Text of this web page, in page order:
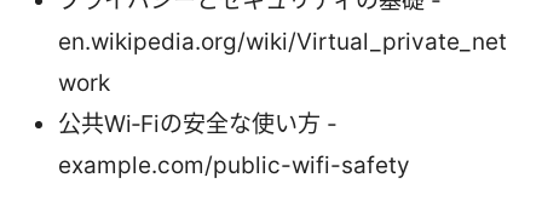
en.wikipedia.org/wiki/Virtual_private_net
work
公共Wi‑Fiの安全な使い方 -
example.com/public-wifi-safety